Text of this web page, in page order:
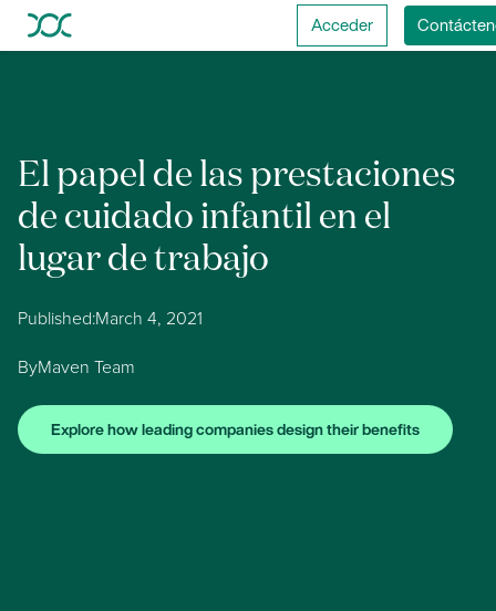
Acceder
El papel de las prestaciones
de cuidado infantil en el
lugar de trabajo
Published:March 4, 2021
ByMaven Team
Explore how leading companies design their benefits